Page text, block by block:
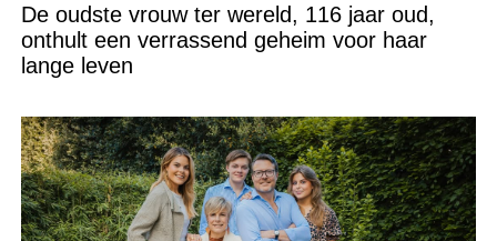
De oudste vrouw ter wereld, 116 jaar oud,
onthult een verrassend geheim voor haar
lange leven